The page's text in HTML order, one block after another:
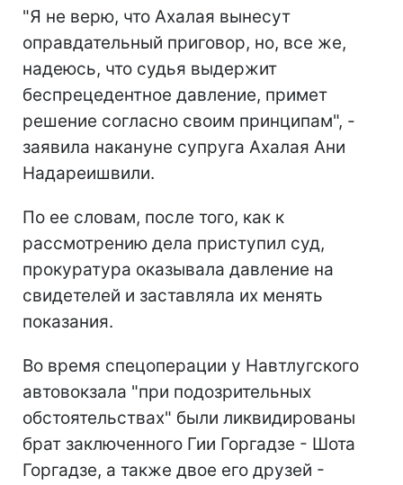
"Я не верю, что Ахалая вынесут
оправдательный приговор, но, все же,
надеюсь, что судья выдержит
беспрецедентное давление, примет
решение согласно своим принципам", -
заявила накануне супруга Ахалая Ани
Надареишвили.
По ее словам, после того, как к
рассмотрению дела приступил суд,
прокуратура оказывала давление на
свидетелей и заставляла их менять
показания.
Во время спецоперации у Навтлугского
автовокзала "при подозрительных
обстоятельствах" были ликвидированы
брат заключенного Гии Горгадзе - Шота
Горгадзе, а также двое его друзей -